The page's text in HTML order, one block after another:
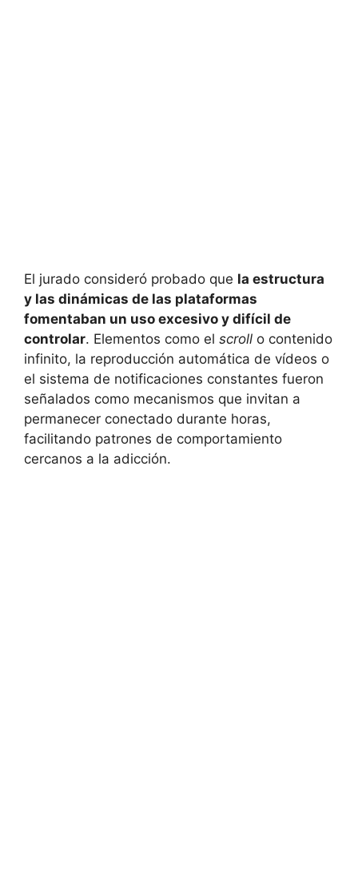
El jurado consideró probado que la estructura
y las dinámicas de las plataformas
fomentaban un uso excesivo y difícil de
controlar. Elementos como el scroll o contenido
infinito, la reproducción automática de vídeos o
el sistema de notificaciones constantes fueron
señalados como mecanismos que invitan a
permanecer conectado durante horas,
facilitando patrones de comportamiento
cercanos a la adicción.